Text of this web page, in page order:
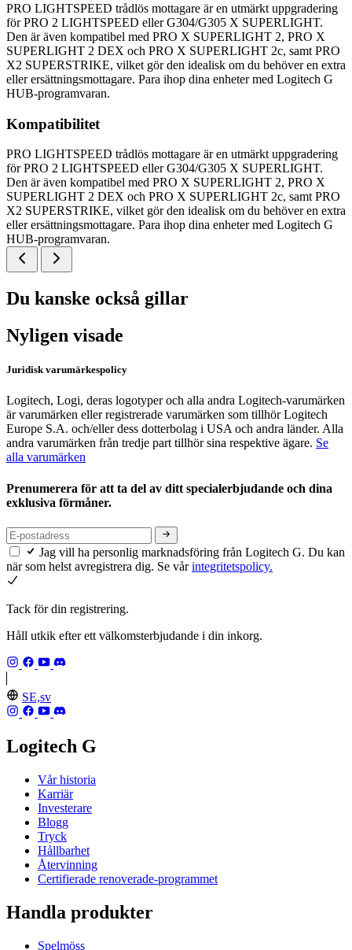
PRO LIGHTSPEED trådlös mottagare är en utmärkt uppgradering
för PRO 2 LIGHTSPEED eller G304/G305 X SUPERLIGHT.
Den är även kompatibel med PRO X SUPERLIGHT 2, PRO X
SUPERLIGHT 2 DEX och PRO X SUPERLIGHT 2c, samt PRO
X2 SUPERSTRIKE, vilket gör den idealisk om du behöver en extra
eller ersättningsmottagare. Para ihop dina enheter med Logitech G
HUB-programvaran.
Kompatibilitet
PRO LIGHTSPEED trådlös mottagare är en utmärkt uppgradering
för PRO 2 LIGHTSPEED eller G304/G305 X SUPERLIGHT.
Den är även kompatibel med PRO X SUPERLIGHT 2, PRO X
SUPERLIGHT 2 DEX och PRO X SUPERLIGHT 2c, samt PRO
X2 SUPERSTRIKE, vilket gör den idealisk om du behöver en extra
eller ersättningsmottagare. Para ihop dina enheter med Logitech G
HUB-programvaran.
Du kanske också gillar
Nyligen visade
Juridisk varumärkespolicy
Logitech, Logi, deras logotyper och alla andra Logitech-varumärken
är varumärken eller registrerade varumärken som tillhör Logitech
Europe S.A. och/eller dess dotterbolag i USA och andra länder. Alla
andra varumärken från tredje part tillhör sina respektive ägare. Se
alla varumärken
Prenumerera för att ta del av ditt specialerbjudande och dina
exklusiva förmåner.
Jag vill ha personlig marknadsföring från Logitech G. Du kan
när som helst avregistrera dig. Se vårintegritetspolicy.
Tack för din registrering.
Håll utkik efter ett välkomsterbjudande i din inkorg.
SE,sv
Logitech G
Vår historia
Karriär
Investerare
Blogg
Tryck
Hållbarhet
Återvinning
Certifierade renoverade-programmet
Handla produkter
Spelmöss